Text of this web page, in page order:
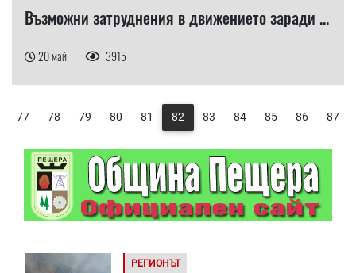
Възможни затруднения в движението заради ...
20 май 3915
77 78 79 80 81 82 83 84 85 86 87
РЕГИОНЪТ